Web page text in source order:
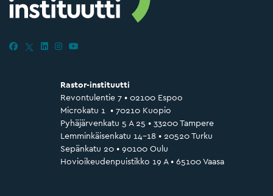
Rastor-instituutti
Revontulentie 7 • 02100 Espoo
Microkatu 1 • 70210 Kuopio
Pyhäjärvenkatu 5 A 25 • 33200 Tampere
Lemminkäisenkatu 14–18 • 20520 Turku
Sepänkatu 20 • 90100 Oulu
Hovioikeudenpuistikko 19 A • 65100 Vaasa